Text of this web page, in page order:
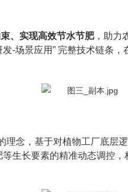
、实现高效节水节肥，助力
-场景应用” 完整技术链条，
理念，基于对植物工厂底层
生长要素的精准动态调控